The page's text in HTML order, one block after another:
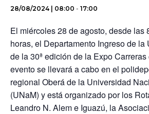
28/08/2024 | 08:00 - 17:00
El miércoles 28 de agosto, desde las
horas, el Departamento Ingreso de
de la 30ª edición de la Expo Carreras
evento se llevará a cabo en el
regional Oberá de la Universidad
(UNaM) y está organizado por los
Leandro N. Alem e Iguazú, la